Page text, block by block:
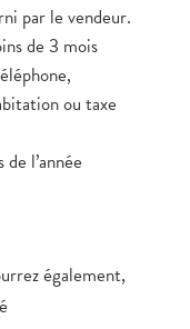
par le vendeur.
de 3 mois
ou taxe
l’année
également,